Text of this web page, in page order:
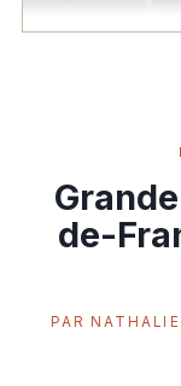
de-
PAR